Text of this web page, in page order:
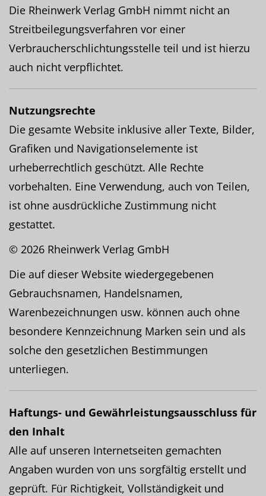
Die Rheinwerk Verlag GmbH nimmt nicht an
Streitbeilegungsverfahren vor einer
Verbraucherschlichtungsstelle teil und ist hierzu
auch nicht verpflichtet.
Nutzungsrechte
Die gesamte Website inklusive aller Texte, Bilder,
Grafiken und Navigationselemente ist
urheberrechtlich geschützt. Alle Rechte
vorbehalten. Eine Verwendung, auch von Teilen,
ist ohne ausdrückliche Zustimmung nicht
gestattet.
© 2026 Rheinwerk Verlag GmbH
Die auf dieser Website wiedergegebenen
Gebrauchsnamen, Handelsnamen,
Warenbezeichnungen usw. können auch ohne
besondere Kennzeichnung Marken sein und als
solche den gesetzlichen Bestimmungen
unterliegen.
Haftungs- und Gewährleistungsausschluss für
den Inhalt
Alle auf unseren Internetseiten gemachten
Angaben wurden von uns sorgfältig erstellt und
geprüft. Für Richtigkeit, Vollständigkeit und